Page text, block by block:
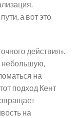
а вот это
действия».
небольшую,
на
подход Кент
на